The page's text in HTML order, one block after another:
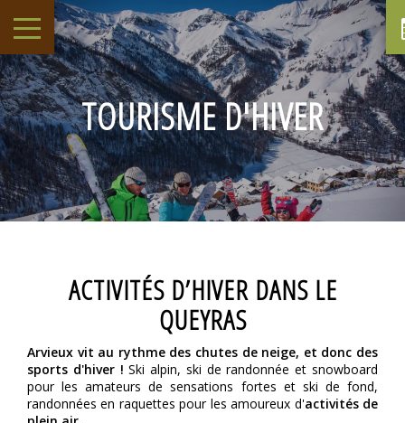
TOURISME D'HIVER
ACTIVITÉS D’HIVER DANS LE
QUEYRAS
Arvieux vit au rythme des chutes de neige, et donc des
sports d'hiver !Ski alpin, ski de randonnée et snowboard
pour les amateurs de sensations fortes et ski de fond,
randonnées en raquettes pour les amoureux d'activités de